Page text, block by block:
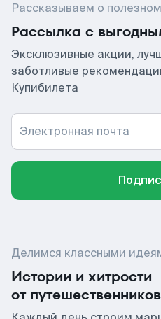
Рассказываем о
Рассылка с
Эксклюзивные акции,
заботливые
Купибилета
Электронная почта
Делимся классными
Истории и хитрости
от путешественников